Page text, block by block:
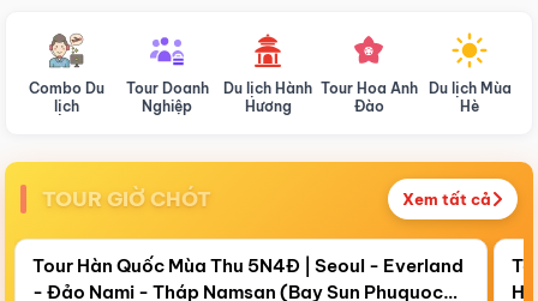
Combo Du
lịch
Tour Doanh
Nghiệp
Du lịch Hành
Hương
Tour Hoa Anh
Đào
Du lịch Mùa
Hè
TOUR GIỜ CHÓT Xem tất cả
Còn19 ngày 12:53:17
Điểm nổi bật
Tour Hàn Quốc Mùa Thu 5N4Đ | Seoul - Everland
- Đảo Nami - Tháp Namsan (Bay Sun Phuquoc